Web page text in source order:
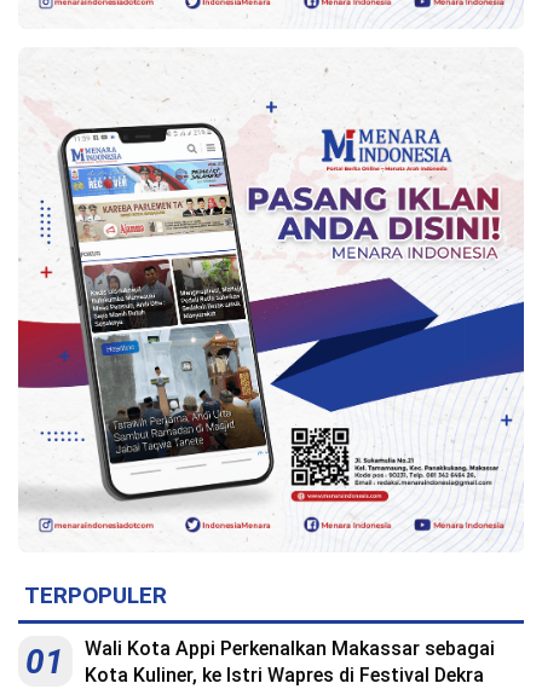
Indonesia
Reserve
TERPOPULER
01
Wali Kota Appi Perkenalkan Makassar sebagai
Kota Kuliner, ke Istri Wapres di Festival Dekra